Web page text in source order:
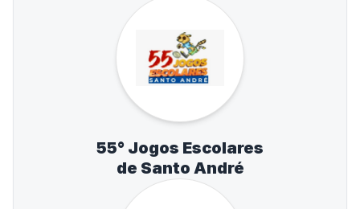
55° Jogos Escolares
de Santo André